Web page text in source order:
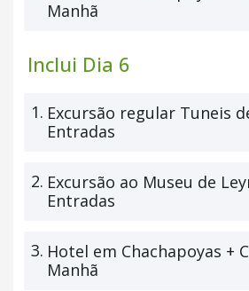
Manhã
Inclui Dia 6
1. Excursão regular Tuneis
Entradas
2. Excursão ao Museu de
Entradas
3. Hotel em Chachapoyas +
Manhã